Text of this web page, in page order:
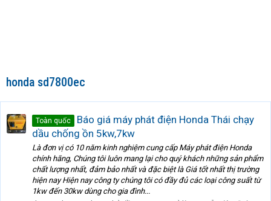
honda sd7800ec
Toàn quốc
Báo giá máy phát điện Honda Thái chạy
dầu chống ồn 5kw,7kw
Là đơn vị có 10 năm kinh nghiệm cung cấp Máy phát điện Honda
chính hãng, Chúng tôi luôn mang lại cho quý khách những sản phẩm
chất lượng nhất, đảm bảo nhất và đặc biệt là Giá tốt nhất thị trường
hiện nay Hiện nay công ty chúng tôi có đầy đủ các loại công suất từ
1kw đến 30kw dùng cho gia đình...